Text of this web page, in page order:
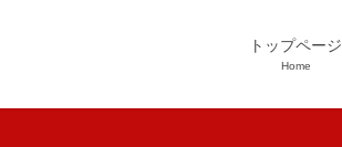
トップページ
Home